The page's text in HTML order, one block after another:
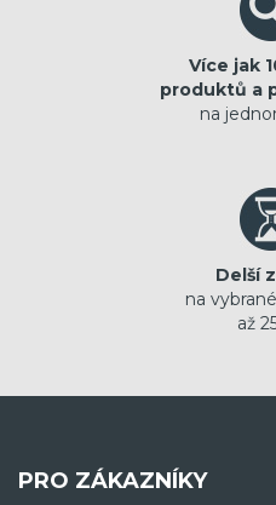
Více jak
produktů a
na
Delší
na
až
PRO ZÁKAZNÍKY